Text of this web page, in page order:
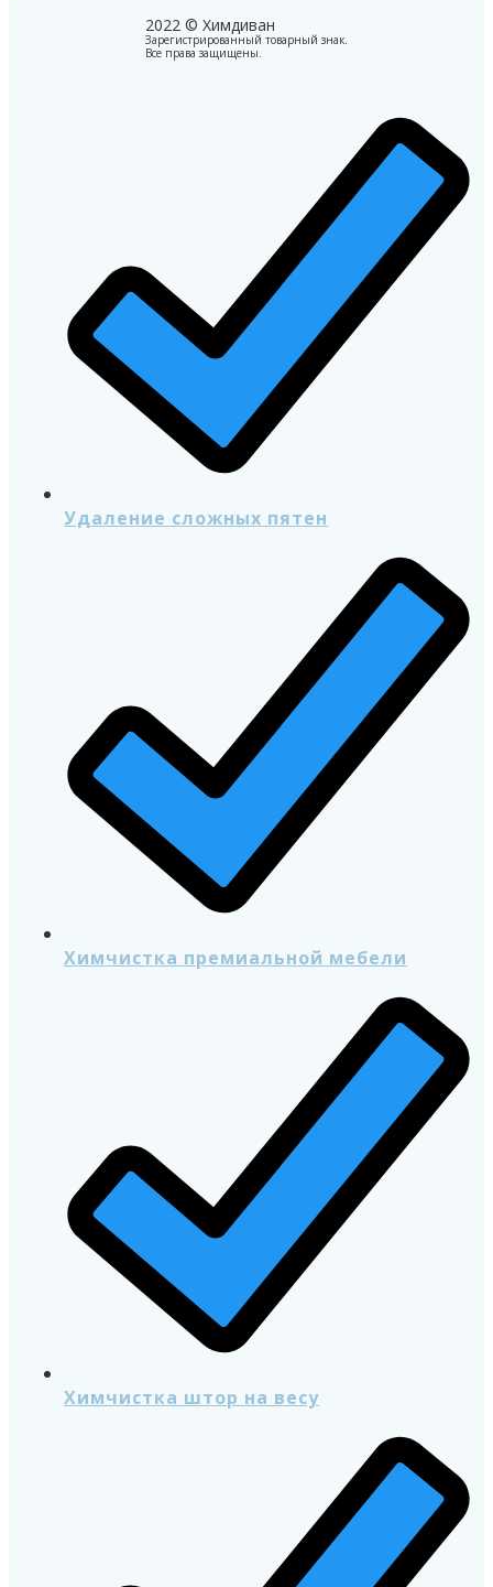
2022 © Химдиван
Зарегистрированный товарный знак.
Все права защищены.
Удаление сложных пятен
Химчистка премиальной мебели
Химчистка штор на весу